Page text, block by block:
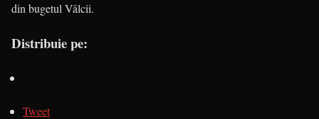
din bugetul Vâlcii.
Distribuie pe:
Tweet